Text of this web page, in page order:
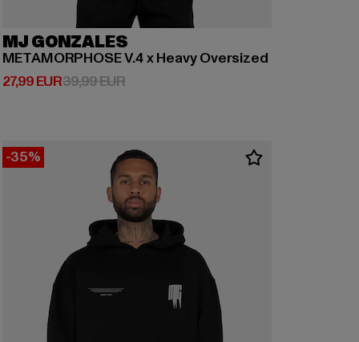
MJ GONZALES
METAMORPHOSE V.4 x Heavy Oversized
27,99 EUR
Derzeitiger Preis: 27,99 EUR
39,99 EURAktionspreis: 39,99 EUR
-35%